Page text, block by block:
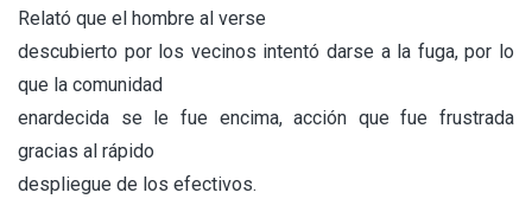
Relató que el hombre al verse
descubierto por los vecinos intentó darse a la fuga, por lo
que la comunidad
enardecida se le fue encima, acción que fue frustrada
gracias al rápido
despliegue de los efectivos.